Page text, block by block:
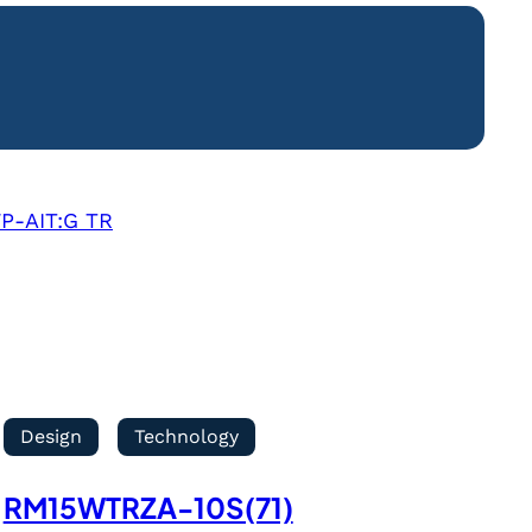
AIT:G TR
Design Technology
RM15WTRZA-10S(71)